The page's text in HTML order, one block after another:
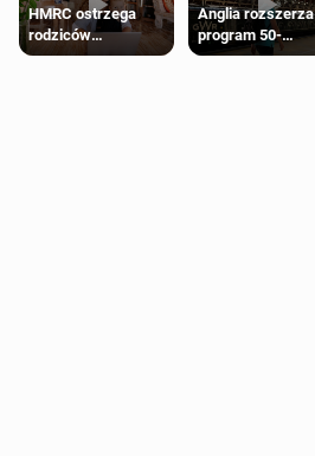
HMRC ostrzega
rodziców
pobierających Child
Anglia rozszerza
program 50-
procentowych